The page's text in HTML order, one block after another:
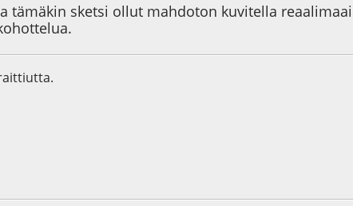
tämäkin sketsi ollut mahdoton kuvitella